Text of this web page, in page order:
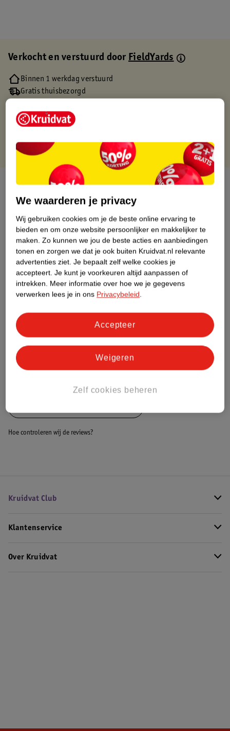
Verkocht en verstuurd doorFieldYards
Binnen 1 werkdag verstuurd
Gratis thuisbezorgd
Gratis punten met je Kruidvat kaart
Over dit product
Productinformatie
Etiketinformatie
Nature Impact Score
Dit product heeft (nog) geen Nature
Impact Score.
Bestel & Bezorginformatie
Hoe controleren wij de reviews?
Kruidvat Club
Klantenservice
Over Kruidvat
We waarderen je privacy
Wij gebruiken cookies om je de beste online ervaring te
bieden en om onze website persoonlijker en makkelijker te
maken. Zo kunnen we jou de beste acties en aanbiedingen
tonen en zorgen we dat je ook buiten Kruidvat.nl relevante
advertenties ziet. Je bepaalt zelf welke cookies je
accepteert. Je kunt je voorkeuren altijd aanpassen of
intrekken. Meer informatie over hoe we je gegevens
verwerken lees je in ons Privacybeleid.
Zelf cookies beheren
Weigeren
Accepteer